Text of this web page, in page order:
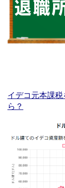
イデコ元本課税
ら？